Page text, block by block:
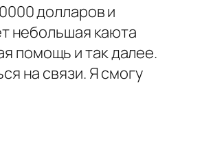
долларов и
небольшая каюта
помощь и так далее.
на связи. Я смогу